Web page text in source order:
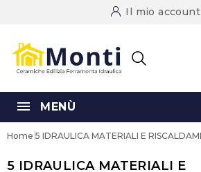
Il mio account
MENÙ
Home 5 IDRAULICA MATERIALI E
5 IDRAULICA MATERIALI E